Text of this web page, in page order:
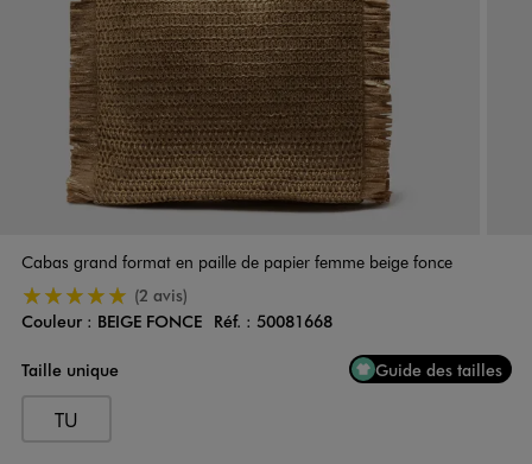
Cabas grand format en paille de papier femme beige fonce
5/5 de moyenne(2 avis)
Couleur
Couleur : BEIGE FONCE Réf. : 50081668
Taille unique
Guide des tailles
TU